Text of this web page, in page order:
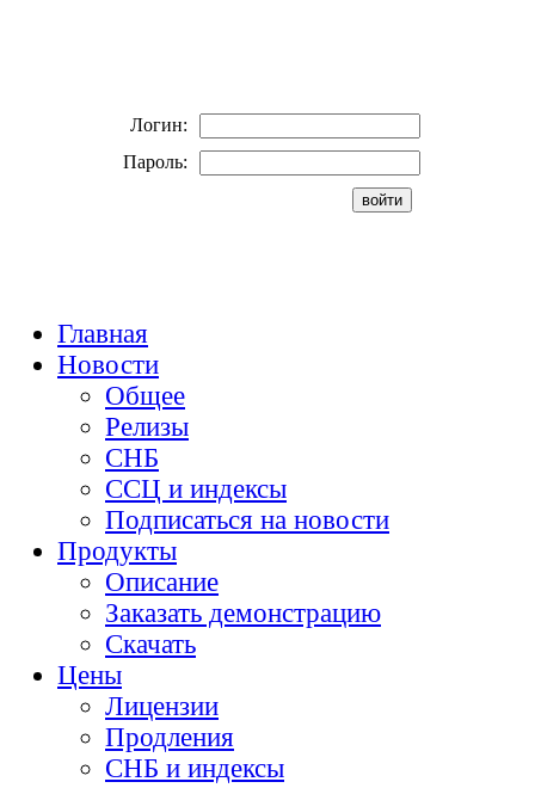
Логин:
Пароль:
Главная
Новости
Общее
Релизы
СНБ
ССЦ и индексы
Подписаться на новости
Продукты
Описание
Заказать демонстрацию
Скачать
Цены
Лицензии
Продления
СНБ и индексы